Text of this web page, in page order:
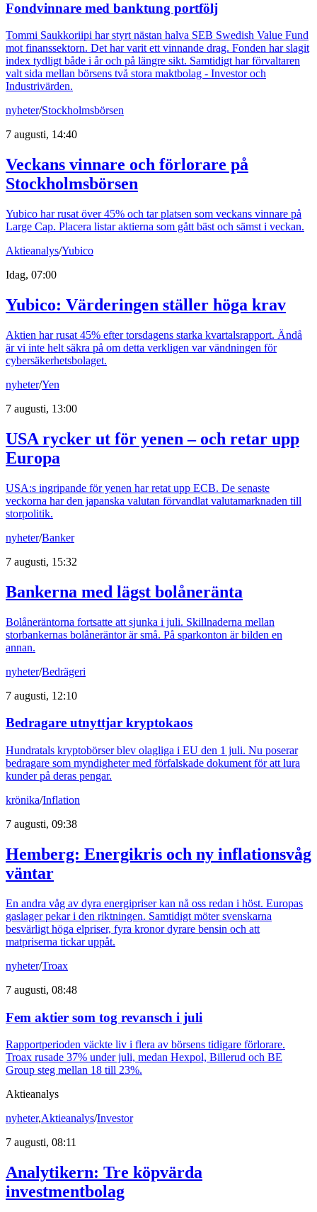
Fondvinnare med banktung portfölj
Tommi Saukkoriipi har styrt nästan halva SEB Swedish Value Fund
mot finanssektorn. Det har varit ett vinnande drag. Fonden har slagit
index tydligt både i år och på längre sikt. Samtidigt har förvaltaren
valt sida mellan börsens två stora maktbolag - Investor och
Industrivärden.
nyheter/Stockholmsbörsen
7 augusti, 14:40
Veckans vinnare och förlorare på
Stockholmsbörsen
Yubico har rusat över 45% och tar platsen som veckans vinnare på
Large Cap. Placera listar aktierna som gått bäst och sämst i veckan.
Aktieanalys/Yubico
Idag, 07:00
Yubico: Värderingen ställer höga krav
Aktien har rusat 45% efter torsdagens starka kvartalsrapport. Ändå
är vi inte helt säkra på om detta verkligen var vändningen för
cybersäkerhetsbolaget.
nyheter/Yen
7 augusti, 13:00
USA rycker ut för yenen – och retar upp
Europa
USA:s ingripande för yenen har retat upp ECB. De senaste
veckorna har den japanska valutan förvandlat valutamarknaden till
storpolitik.
nyheter/Banker
7 augusti, 15:32
Bankerna med lägst bolåneränta
Bolåneräntorna fortsatte att sjunka i juli. Skillnaderna mellan
storbankernas bolåneräntor är små. På sparkonton är bilden en
annan.
nyheter/Bedrägeri
7 augusti, 12:10
Bedragare utnyttjar kryptokaos
Hundratals kryptobörser blev olagliga i EU den 1 juli. Nu poserar
bedragare som myndigheter med förfalskade dokument för att lura
kunder på deras pengar.
krönika/Inflation
7 augusti, 09:38
Hemberg: Energikris och ny inflationsvåg
väntar
En andra våg av dyra energipriser kan nå oss redan i höst. Europas
gaslager pekar i den riktningen. Samtidigt möter svenskarna
besvärligt höga elpriser, fyra kronor dyrare bensin och att
matpriserna tickar uppåt.
nyheter/Troax
7 augusti, 08:48
Fem aktier som tog revansch i juli
Rapportperioden väckte liv i flera av börsens tidigare förlorare.
Troax rusade 37% under juli, medan Hexpol, Billerud och BE
Group steg mellan 18 till 23%.
Aktieanalys
nyheter,Aktieanalys/Investor
7 augusti, 08:11
Analytikern: Tre köpvärda
investmentbolag